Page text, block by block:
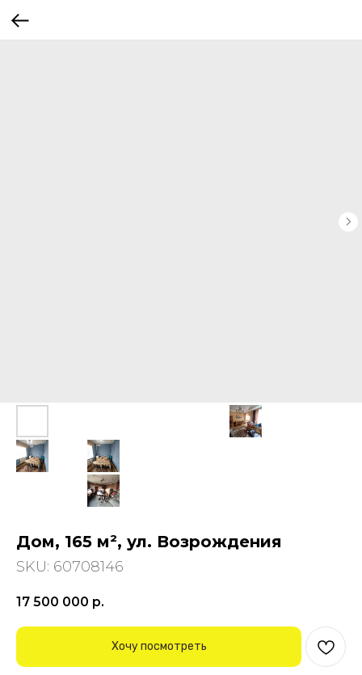
Дом, 165 м², ул. Возрождения
SKU: 60708146
17 500 000 р.
Хочу посмотреть